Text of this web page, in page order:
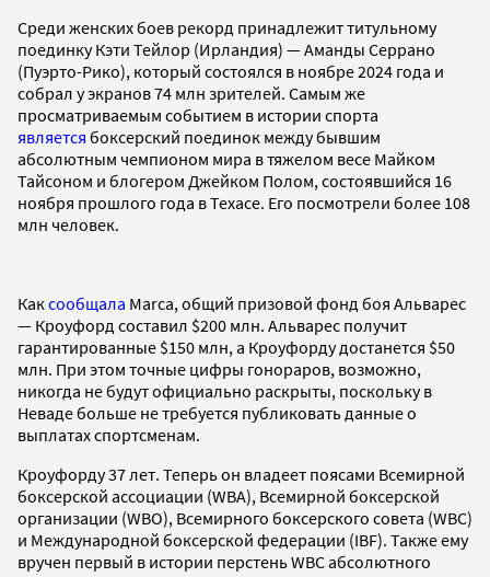
Среди женских боев рекорд принадлежит титульному
поединку Кэти Тейлор (Ирландия) — Аманды Серрано
(Пуэрто-Рико), который состоялся в ноябре 2024 года и
собрал у экранов 74 млн зрителей. Самым же
просматриваемым событием в истории спорта
является боксерский поединок между бывшим
абсолютным чемпионом мира в тяжелом весе Майком
Тайсоном и блогером Джейком Полом, состоявшийся 16
ноября прошлого года в Техасе. Его посмотрели более 108
млн человек.
Каксообщала Marca, общий призовой фонд боя Альварес
— Кроуфорд составил $200 млн. Альварес получит
гарантированные $150 млн, а Кроуфорду достанется $50
млн. При этом точные цифры гонораров, возможно,
никогда не будут официально раскрыты, поскольку в
Неваде больше не требуется публиковать данные о
выплатах спортсменам.
Кроуфорду 37 лет. Теперь он владеет поясами Всемирной
боксерской ассоциации (WBA), Всемирной боксерской
организации (WBO), Всемирного боксерского совета (WBC)
и Международной боксерской федерации (IBF). Также ему
вручен первый в истории перстень WBC абсолютного